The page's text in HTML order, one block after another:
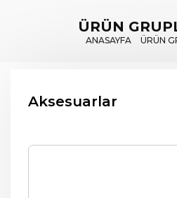
ÜRÜN
ANASAYFA ÜRÜN
Aksesuarlar